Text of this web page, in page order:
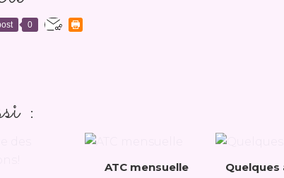
0
:
ATC mensuelle Quelques